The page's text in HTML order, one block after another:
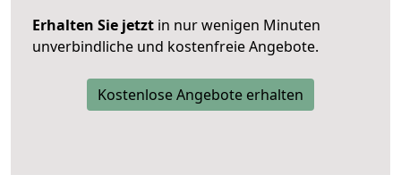
Erhalten Sie jetzt in nur wenigen Minuten
unverbindliche und kostenfreie Angebote.
Kostenlose Angebote erhalten